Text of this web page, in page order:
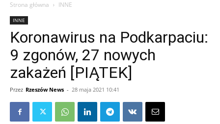
Strona główna INNE
INNE
Koronawirus na Podkarpaciu:
9 zgonów, 27 nowych
zakażeń [PIĄTEK]
Przez Rzeszów News - 28 maja 2021 10:41